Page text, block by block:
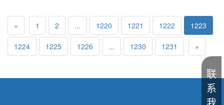
« 1 2 ... 1220 1221 1222 1223
1224 1225 1226 ... 1230 1231 »
联
系